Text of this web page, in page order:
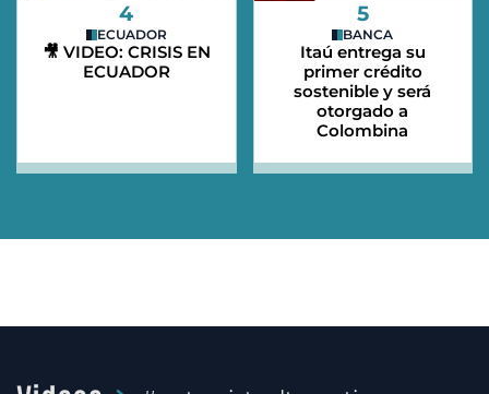
4
ECUADOR
🎥 VIDEO: CRISIS EN
ECUADOR
5
BANCA
Itaú entrega su
primer crédito
sostenible y será
otorgado a
Colombina